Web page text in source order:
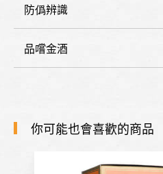
防僞辨識
品嚐金酒
你可能也會喜歡的商品